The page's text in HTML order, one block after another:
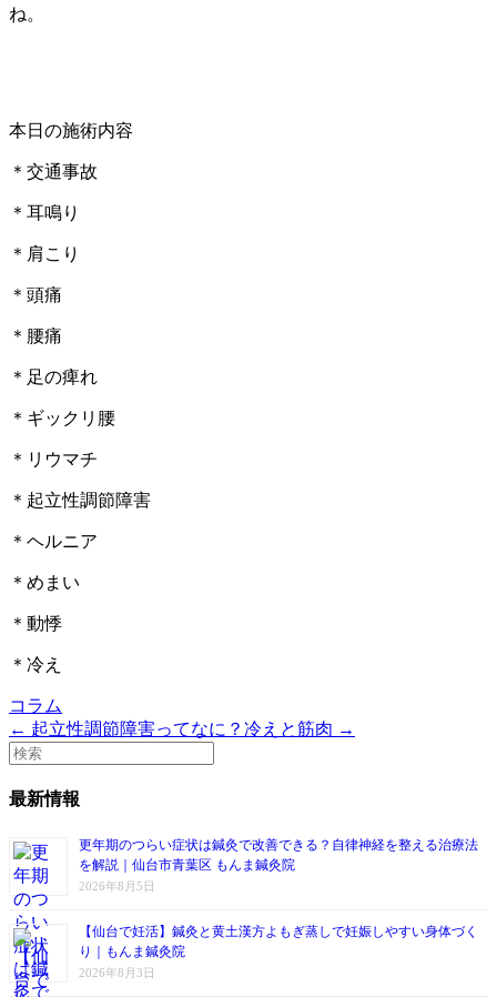
ね。
本日の施術内容
＊交通事故
＊耳鳴り
＊肩こり
＊頭痛
＊腰痛
＊足の痺れ
＊ギックリ腰
＊リウマチ
＊起立性調節障害
＊ヘルニア
＊めまい
＊動悸
＊冷え
コラム
← 起立性調節障害ってなに？ 冷えと筋肉 →
最新情報
更年期のつらい症状は鍼灸で改善できる？自律神経を整える治療法
を解説｜仙台市青葉区 もんま鍼灸院
2026年8月5日
【仙台で妊活】鍼灸と黄土漢方よもぎ蒸しで妊娠しやすい身体づく
り｜もんま鍼灸院
2026年8月3日